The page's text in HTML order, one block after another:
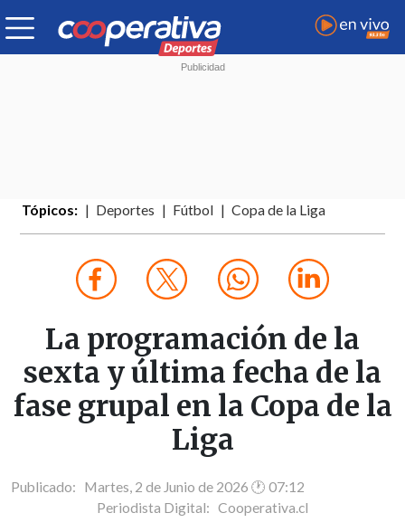
Tópicos: Deportes Fútbol Copa de la Liga
La programación de la
sexta y última fecha de la
fase grupal en la Copa de la
Liga
Publicado: Martes, 2 de Junio de 2026 🕐 07:12
Periodista Digital: Cooperativa.cl